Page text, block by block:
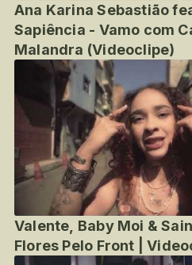
Ana Karina Sebastião
Sapiência - Vamo com
Malandra (Videoclipe)
Valente, Baby Moi &
Flores Pelo Front |